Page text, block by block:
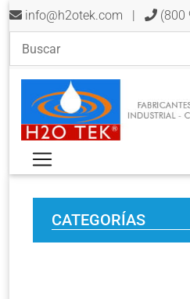
info@h2otek.com | (800
CATEGORÍAS